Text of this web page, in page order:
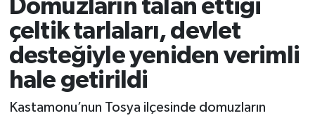
Domuzların talan ettiği
çeltik tarlaları, devlet
desteğiyle yeniden verimli
hale getirildi
Kastamonu’nun Tosya ilçesinde domuzların
KÖŞE YAZILARI
KÜLTÜR-SANAT-MAGAZİN
MEDYA
Tüm Manşetler
Son Dakika Haberleri
Haber Arşivi